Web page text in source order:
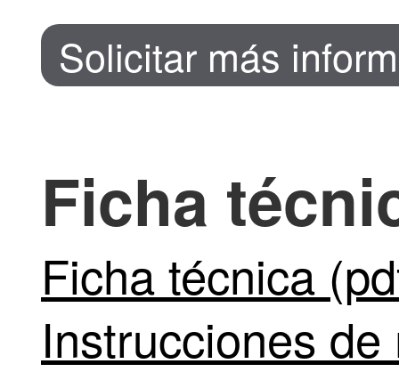
Solicitar más
Ficha
Ficha técnica
Instrucciones